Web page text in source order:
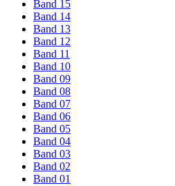
Band 15
Band 14
Band 13
Band 12
Band 11
Band 10
Band 09
Band 08
Band 07
Band 06
Band 05
Band 04
Band 03
Band 02
Band 01